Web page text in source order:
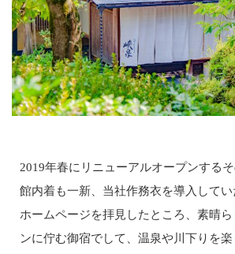
2019年春にリニューアルオープンする
館内着も一新、当社作務衣を導入してい
ホームページを拝見したところ、素晴ら
ンに佇む御宿でして、温泉や川下りを